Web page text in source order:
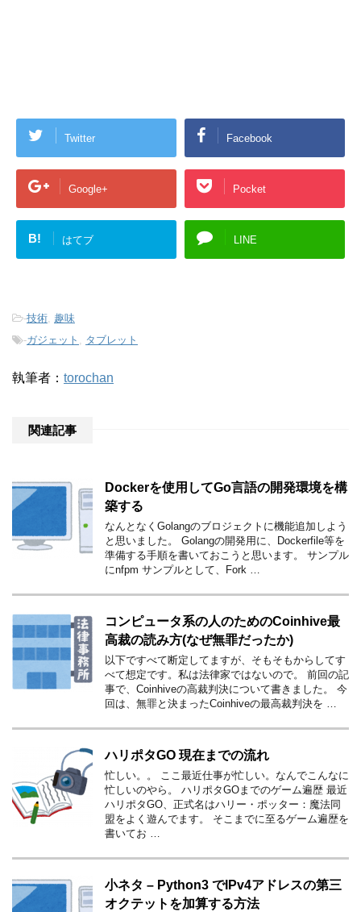
Twitter Facebook
Google+ Pocket
B! はてブ LINE
-技術, 趣味
-ガジェット , タブレット
執筆者： torochan
関連記事
Dockerを使用してGo言語の開発環境を構
築する
なんとなくGolangのブロジェクトに機能追加しよう
と思いました。 Golangの開発用に、Dockerfile等を
準備する手順を書いておこうと思います。 サンプル
にnfpm サンプルとして、Fork …
コンピュータ系の人のためのCoinhive最
高裁の読み方(なぜ無罪だったか)
以下ですべて断定してますが、そもそもからしてす
べて想定です。私は法律家ではないので。 前回の記
事で、Coinhiveの高裁判決について書きました。 今
回は、無罪と決まったCoinhiveの最高裁判決を …
ハリポタGO 現在までの流れ
忙しい。。 ここ最近仕事が忙しい。なんでこんなに
忙しいのやら。 ハリポタGOまでのゲーム遍歴 最近
ハリポタGO、正式名はハリー・ポッター：魔法同
盟をよく遊んでます。 そこまでに至るゲーム遍歴を
書いてお …
小ネタ – Python3 でIPv4アドレスの第三
オクテットを加算する方法